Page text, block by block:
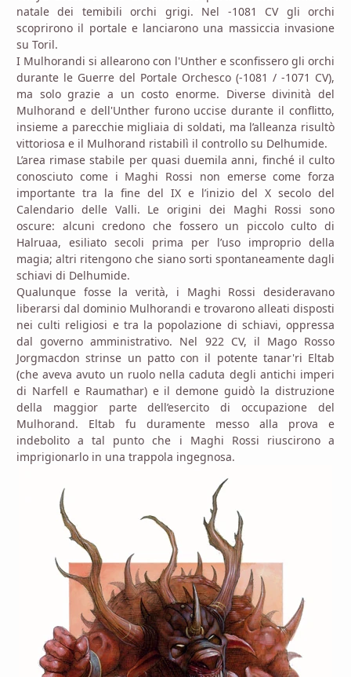
natale dei temibili orchi grigi. Nel -1081 CV gli orchi
scoprirono il portale e lanciarono una massiccia invasione
su Toril.
I Mulhorandi si allearono con l'Unther e sconfissero gli orchi
durante le Guerre del Portale Orchesco (-1081 / -1071 CV),
ma solo grazie a un costo enorme. Diverse divinità del
Mulhorand e dell'Unther furono uccise durante il conflitto,
insieme a parecchie migliaia di soldati, ma l’alleanza risultò
vittoriosa e il Mulhorand ristabilì il controllo su Delhumide.
L’area rimase stabile per quasi duemila anni, finché il culto
conosciuto come i Maghi Rossi non emerse come forza
importante tra la fine del IX e l’inizio del X secolo del
Calendario delle Valli. Le origini dei Maghi Rossi sono
oscure: alcuni credono che fossero un piccolo culto di
Halruaa, esiliato secoli prima per l’uso improprio della
magia; altri ritengono che siano sorti spontaneamente dagli
schiavi di Delhumide.
Qualunque fosse la verità, i Maghi Rossi desideravano
liberarsi dal dominio Mulhorandi e trovarono alleati disposti
nei culti religiosi e tra la popolazione di schiavi, oppressa
dal governo amministrativo. Nel 922 CV, il Mago Rosso
Jorgmacdon strinse un patto con il potente tanar'ri Eltab
(che aveva avuto un ruolo nella caduta degli antichi imperi
di Narfell e Raumathar) e il demone guidò la distruzione
della maggior parte dell’esercito di occupazione del
Mulhorand. Eltab fu duramente messo alla prova e
indebolito a tal punto che i Maghi Rossi riuscirono a
imprigionarlo in una trappola ingegnosa.